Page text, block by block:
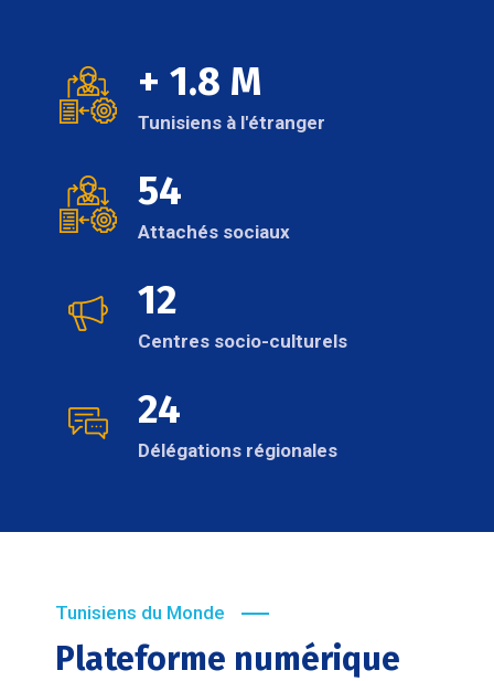
+ 1.8 M
Tunisiens à l'étranger
54
Attachés sociaux
12
Centres socio-culturels
24
Délégations régionales
Tunisiens du Monde
Plateforme numérique